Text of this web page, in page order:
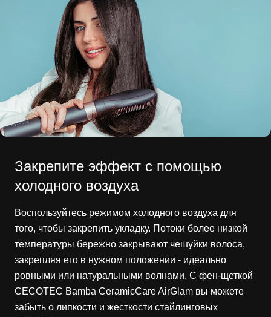
Закрепите эффект с помощью
холодного воздуха
Воспользуйтесь режимом холодного воздуха для
того, чтобы закрепить укладку. Потоки более низкой
температуры бережно закрывают чешуйки волоса,
закрепляя его в нужном положении - идеально
ровными или натуральными волнами. С фен-щеткой
CECOTEC Bamba CeramicCare AirGlam вы можете
забыть о липкости и жесткости стайлинговых